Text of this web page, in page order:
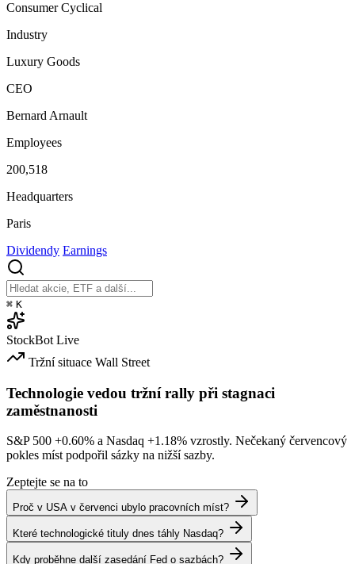
Consumer Cyclical
Industry
Luxury Goods
CEO
Bernard Arnault
Employees
200,518
Headquarters
Paris
Dividendy Earnings
⌘ K
StockBot Live
Tržní situace Wall Street
Technologie vedou tržní rally při stagnaci
zaměstnanosti
S&P 500 +0.60% a Nasdaq +1.18% vzrostly. Nečekaný červencový
pokles míst podpořil sázky na nižší sazby.
Zeptejte se na to
Proč v USA v červenci ubylo pracovních míst?
Které technologické tituly dnes táhly Nasdaq?
Kdy proběhne další zasedání Fed o sazbách?